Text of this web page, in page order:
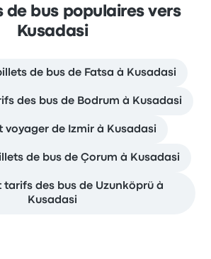
de bus populaires vers
Kusadasi
de bus de Fatsa à Kusadasi
des bus de Bodrum à Kusadasi
voyager de Izmir à Kusadasi
de bus de Çorum à Kusadasi
tarifs des bus de Uzunköprü à
Kusadasi